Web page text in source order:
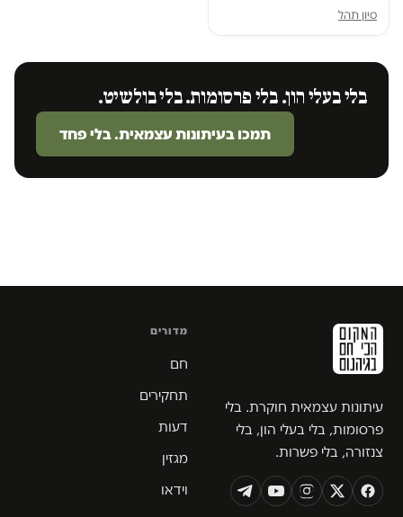
סיון תהל
בלי בעלי הון. בלי פרסומות. בלי בולשיט.
תמכו בעיתונות עצמאית. בלי פחד
עיתונות עצמאית חוקרת. בלי
פרסומות, בלי בעלי הון, בלי
צנזורה, בלי פשרות.
מדורים
חם
תחקירים
דעות
מגזין
וידאו